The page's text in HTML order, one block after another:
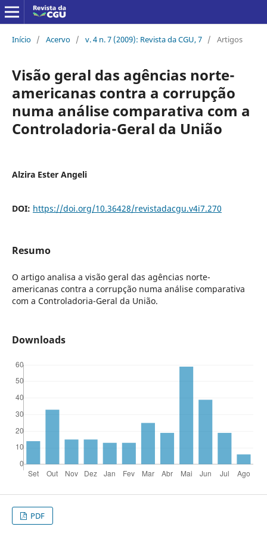
Início / Acervo / v. 4 n. 7 (2009): Revista da CGU, 7 / Artigos
Visão geral das agências norte-
americanas contra a corrupção
numa análise comparativa com a
Controladoria-Geral da União
Alzira Ester Angeli
DOI: https://doi.org/10.36428/revistadacgu.v4i7.270
Resumo
O artigo analisa a visão geral das agências norte-
americanas contra a corrupção numa análise comparativa
com a Controladoria-Geral da União.
Downloads
PDF